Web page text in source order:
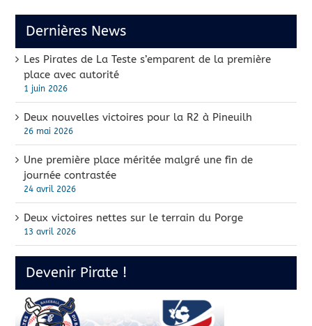
Dernières News
Les Pirates de La Teste s’emparent de la première
place avec autorité
1 juin 2026
Deux nouvelles victoires pour la R2 à Pineuilh
26 mai 2026
Une première place méritée malgré une fin de
journée contrastée
24 avril 2026
Deux victoires nettes sur le terrain du Porge
13 avril 2026
Devenir Pirate !